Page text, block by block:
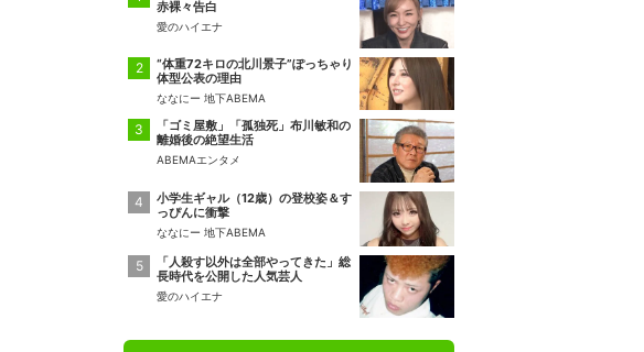
赤裸々告白
愛のハイエナ
“体重72キロの北川景子”ぽっちゃり
体型公表の理由
ななにー 地下ABEMA
「ゴミ屋敷」「孤独死」布川敏和の
離婚後の絶望生活
ABEMAエンタメ
小学生ギャル（12歳）の登校姿＆す
っぴんに衝撃
ななにー 地下ABEMA
「人殺す以外は全部やってきた」総
長時代を公開した人気芸人
愛のハイエナ